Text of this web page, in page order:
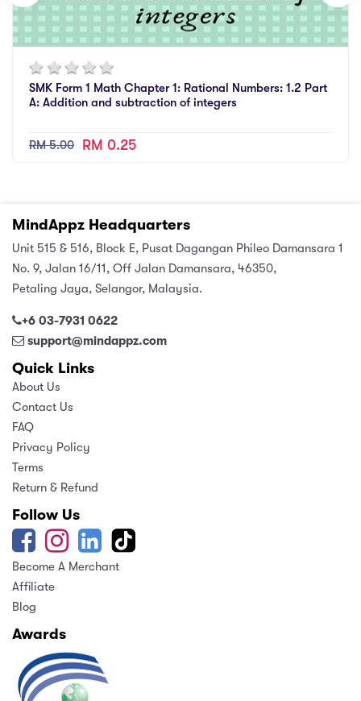
SMK Form 1 Math Chapter 1: Rational Numbers: 1.2 Part
A: Addition and subtraction of integers
RM 5.00 RM 0.25
MindAppz Headquarters
Unit 515 & 516, Block E, Pusat Dagangan Phileo Damansara 1
No. 9, Jalan 16/11, Off Jalan Damansara, 46350,
Petaling Jaya, Selangor, Malaysia.
+6 03-7931 0622
support@mindappz.com
Quick Links
About Us
Contact Us
FAQ
Privacy Policy
Terms
Return & Refund
Follow Us
Become A Merchant
Affiliate
Blog
Awards